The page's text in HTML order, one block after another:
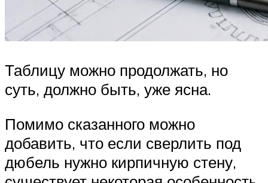
Таблицу можно продолжать, но
суть, должно быть, уже ясна.
Помимо сказанного можно
добавить, что если сверлить под
дюбель нужно кирпичную стену,